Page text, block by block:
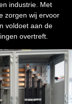
industrie. Met
zorgen wij ervoor
voldoet aan de
overtreft.